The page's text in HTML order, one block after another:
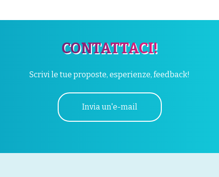
CONTATTACI!
Scrivi le tue proposte, esperienze, feedback!
Invia un'e-mail